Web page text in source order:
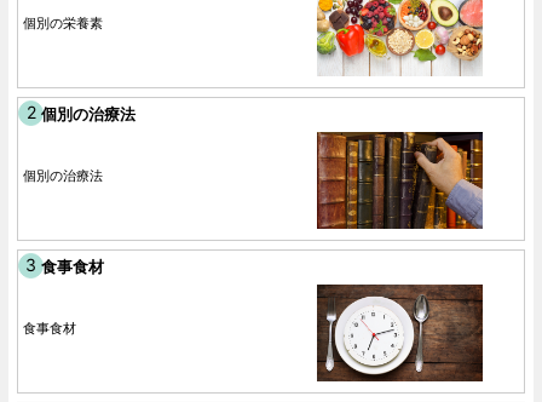
個別の栄養素
個別の治療法
個別の治療法
食事食材
食事食材